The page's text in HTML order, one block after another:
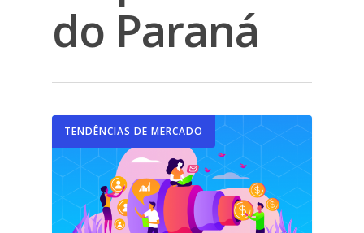
do Paraná
TENDÊNCIAS DE MERCADO